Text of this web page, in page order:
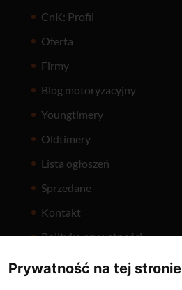
CnK: Profil
Oferta
Firmy
Blog motoryzacyjny
Youngtimery
Oldtimery
Lista ogłoszeń
Sprzedane
Kontakt
Polityka prywatności
Prywatność na tej stronie